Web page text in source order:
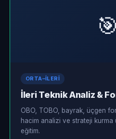
🎯
ORTA–İLERI
İleri Teknik Analiz &
OBO, TOBO, bayrak, üçgen
hacim analizi ve strateji kurma
eğitim.